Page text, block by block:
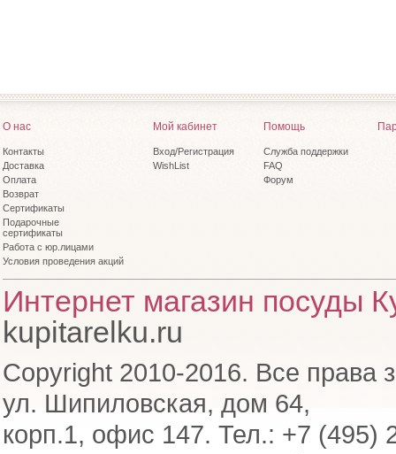
О нас
Контакты
Доставка
Оплата
Возврат
Сертификаты
Подарочные
сертификаты
Работа с юр.лицами
Условия проведения акций
Мой кабинет
Вход/Регистрация
WishList
Помощь
Служба поддержки
FAQ
Форум
Интернет магазин посуды
kupitarelku.ru
Copyright 2010-2016. Все права
ул. Шипиловская, дом 64,
корп.1, офис 147. Тел.: +7 (495)